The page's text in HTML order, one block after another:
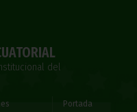
del
Portada